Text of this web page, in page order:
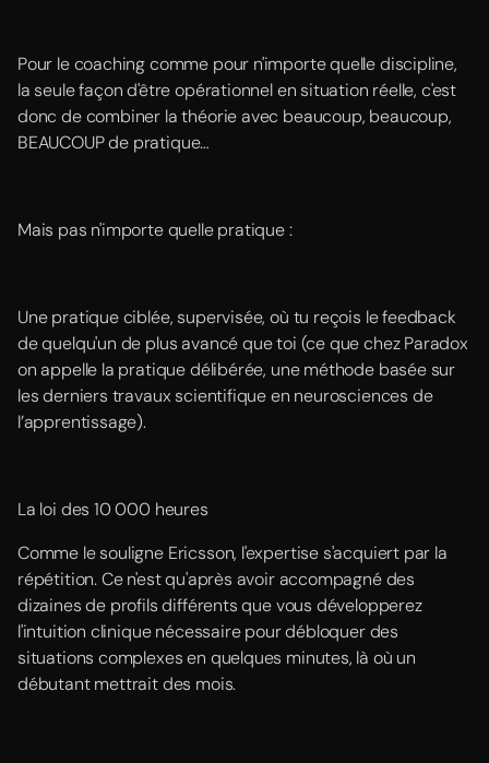
Pour le coaching comme pour n'importe quelle discipline,
la seule façon d'être opérationnel en situation réelle, c'est
donc de combiner la théorie avec beaucoup, beaucoup,
BEAUCOUP de pratique…
Mais pas n'importe quelle pratique :
Une pratique ciblée, supervisée, où tu reçois le feedback
de quelqu'un de plus avancé que toi (ce que chez Paradox
on appelle la pratique délibérée, une méthode basée sur
les derniers travaux scientifique en neurosciences de
l’apprentissage).
La loi des 10 000 heures
Comme le souligne Ericsson, l'expertise s'acquiert par la
répétition. Ce n'est qu'après avoir accompagné des
dizaines de profils différents que vous développerez
l'intuition clinique nécessaire pour débloquer des
situations complexes en quelques minutes, là où un
débutant mettrait des mois.